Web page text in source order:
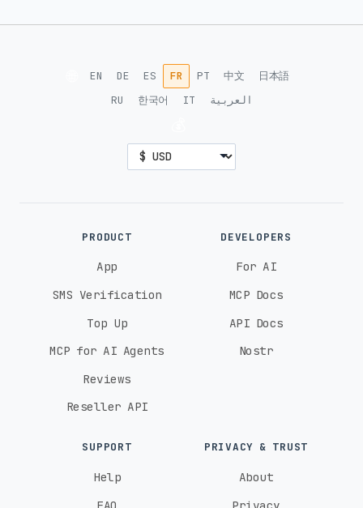
EN DE ES FR PT 中文
日本語
RU
한국어 IT العربية
PRODUCT
App
SMS Verification
Top Up
MCP for AI Agents
Reviews
Reseller API
DEVELOPERS
For AI
MCP Docs
API Docs
Nostr
SUPPORT
Help
FAQ
PRIVACY & TRUST
About
Privacy